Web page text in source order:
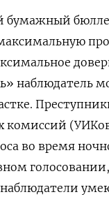
бумажный
наблюдатель
комиссий
во время